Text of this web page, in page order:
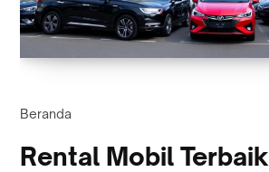
Beranda
Rental Mobil Terbaik